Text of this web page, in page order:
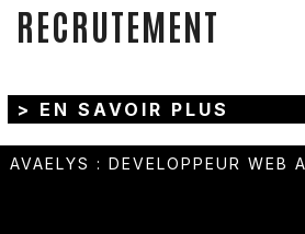
RECRUTEMENT
> EN SAVOIR PLUS
AVAELYS : DEVELOPPEUR WEB